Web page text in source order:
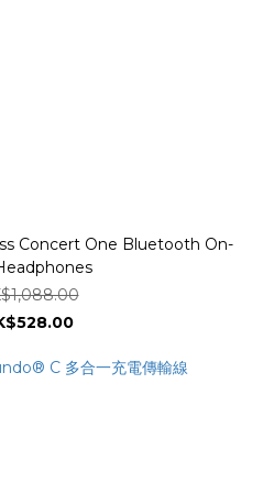
Concert One Bluetooth On-